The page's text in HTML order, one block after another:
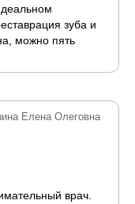
зуба и
можно пять
Елена Олеговна
врач.